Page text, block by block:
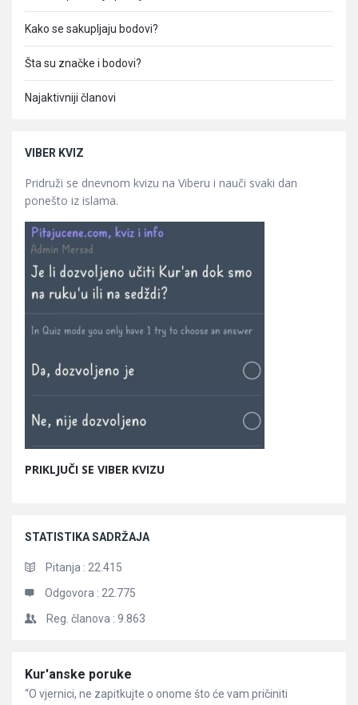
Kako se sakupljaju bodovi?
Šta su značke i bodovi?
Najaktivniji članovi
VIBER KVIZ
Pridruži se dnevnom kvizu na Viberu i nauči svaki dan
ponešto iz islama.
PRIKLJUČI SE VIBER KVIZU
STATISTIKA SADRŽAJA
Pitanja : 22.415
Odgovora : 22.775
Reg. članova : 9.863
Članci
Kur'anske poruke
“O vjernici, ne zapitkujte o onome što će vam pričiniti